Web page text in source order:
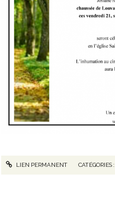
LIEN PERMANENT CATÉGORIES :